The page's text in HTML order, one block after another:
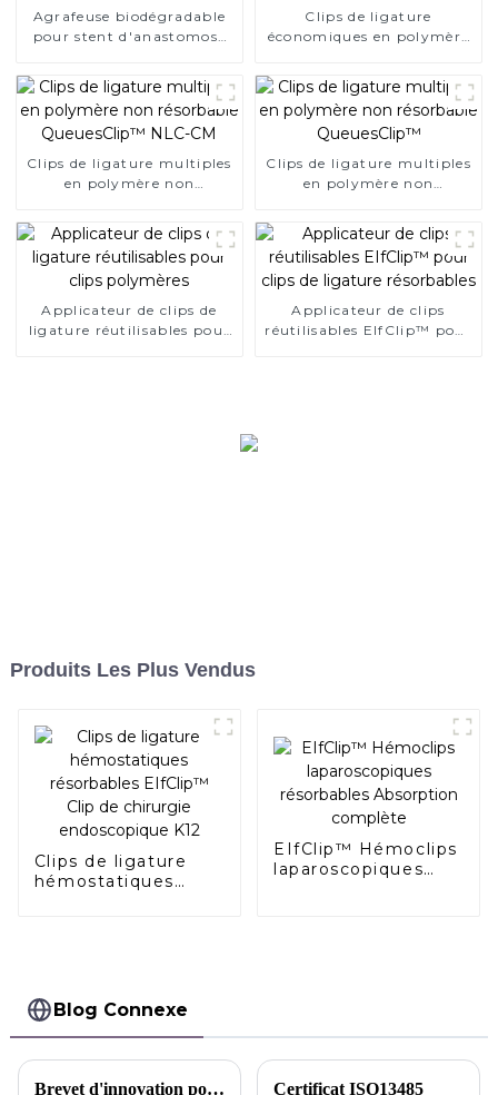
Agrafeuse biodégradable
pour stent d'anastomose
Clips de ligature
économiques en polymère
Clips de ligature multiples
en polymère non
Clips de ligature multiples
en polymère non
Applicateur de clips de
ligature réutilisables pour
Applicateur de clips
réutilisables EIfClip™ pour
Produits Les Plus Vendus
Clips de ligature
hémostatiques
EIfClip™ Hémoclips
laparoscopiques
Blog Connexe
Brevet d'innovation pour le sac d'emballage à clip AlligaClip™ Un emballage et un processus scellés et résistants à l'humidité qui permettent le libre échange de gaz internes - Chine Certificat ISO13485